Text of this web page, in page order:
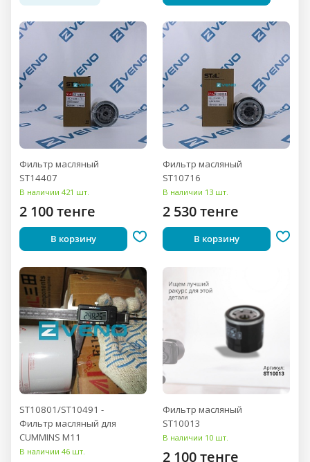
Фильтр масляный
ST14407
В наличии 421 шт.
2 100 тенге
В корзину
Фильтр масляный
ST10716
В наличии 13 шт.
2 530 тенге
В корзину
ST10801/ST10491 -
Фильтр масляный для
CUMMINS M11
В наличии 46 шт.
Фильтр масляный
ST10013
В наличии 10 шт.
2 100 тенге